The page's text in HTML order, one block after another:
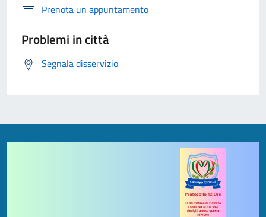
Prenota un appuntamento
Problemi in città
Segnala disservizio